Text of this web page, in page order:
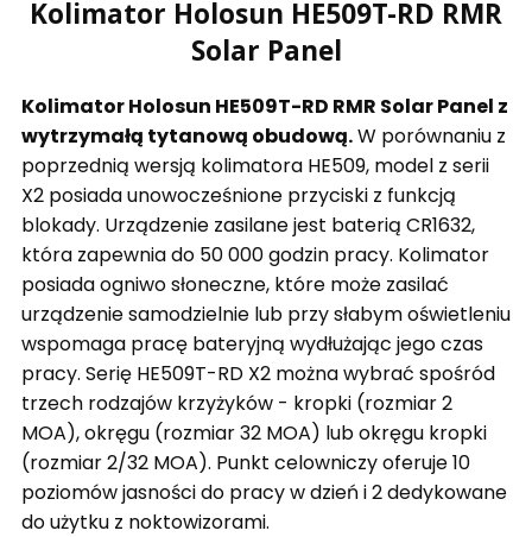
Kolimator Holosun HE509T-RD RMR
Solar Panel
Kolimator Holosun HE509T-RD RMR Solar Panel z
wytrzymałą tytanową obudową.W porównaniu z
poprzednią wersją kolimatora HE509, model z serii
X2 posiada unowocześnione przyciski z funkcją
blokady. Urządzenie zasilane jest baterią CR1632,
która zapewnia do 50 000 godzin pracy. Kolimator
posiada ogniwo słoneczne, które może zasilać
urządzenie samodzielnie lub przy słabym oświetleniu
wspomaga pracę bateryjną wydłużając jego czas
pracy. Serię HE509T-RD X2 można wybrać spośród
trzech rodzajów krzyżyków - kropki (rozmiar 2
MOA), okręgu (rozmiar 32 MOA) lub okręgu kropki
(rozmiar 2/32 MOA). Punkt celowniczy oferuje 10
poziomów jasności do pracy w dzień i 2 dedykowane
do użytku z noktowizorami.